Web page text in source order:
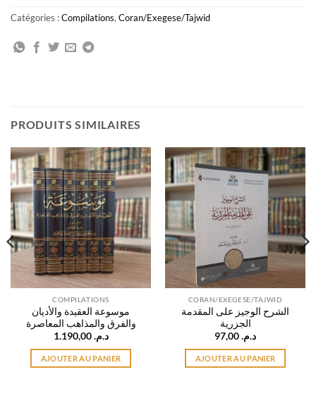
Catégories :Compilations,Coran/Exegese/Tajwid
PRODUITS SIMILAIRES
COMPILATIONS
موسوعة العقيدة والأديان
والفرق والمذاهب المعاصرة
د.م.1.190,00
AJOUTER AU PANIER
CORAN/EXEGESE/TAJWID
الشرح الوجيز على المقدمة
الجزرية
د.م.
AJOUTER AU PANIER